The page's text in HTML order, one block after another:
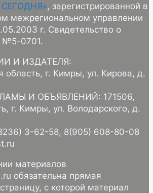
, зарегистрированной в
межрегиональном управлении
г. Свидетельство о
№5-0701.
И ИЗДАТЕЛЯ:
область, г. Кимры, ул. Кирова, д.
И ОБЪЯВЛЕНИЙ: 171506,
г. Кимры, ул. Володарского, д.
3-62-58, 8(905) 608-80-08
материалов
обязательна прямая
с которой материал